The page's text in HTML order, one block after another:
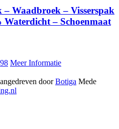
Waadbroek – Visserspak
Waterdicht – Schoenmaat
Meer Informatie
doorBotiga Mede